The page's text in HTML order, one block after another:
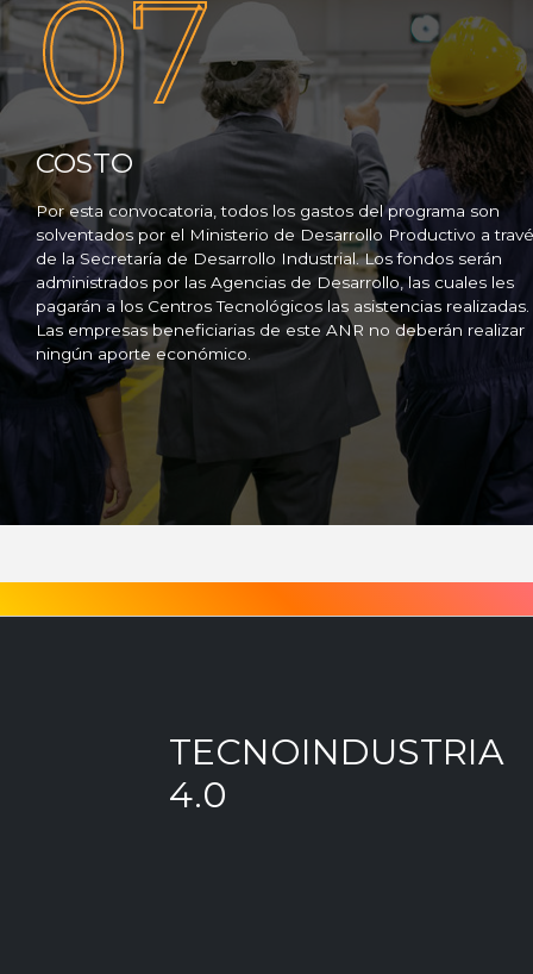
07
COSTO
Por esta convocatoria, todos los gastos del programa son
solventados por el Ministerio de Desarrollo Productivo a
de la Secretaría de Desarrollo Industrial. Los fondos serán
administrados por las Agencias de Desarrollo, las cuales les
pagarán a los Centros Tecnológicos las asistencias realizadas.
Las empresas beneficiarias de este ANR no deberán realizar
ningún aporte económico.
TECNOINDUSTRIA
4.0